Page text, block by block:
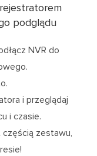
podglądu
NVR do
i przeglądaj
i czasie.
zestawu,